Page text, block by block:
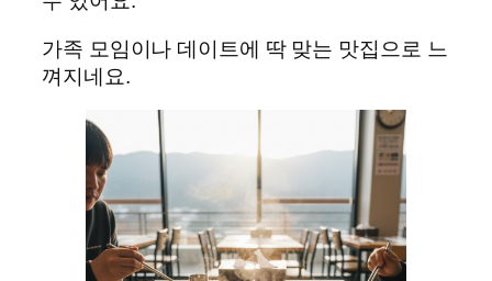
가족 모임이나 데이트에 딱 맞는 맛집으로 느
껴지네요.